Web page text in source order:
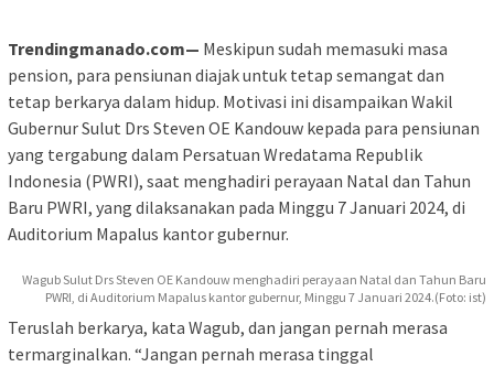
Trendingmanado.com— Meskipun sudah memasuki masa
pension, para pensiunan diajak untuk tetap semangat dan
tetap berkarya dalam hidup. Motivasi ini disampaikan Wakil
Gubernur Sulut Drs Steven OE Kandouw kepada para pensiunan
yang tergabung dalam Persatuan Wredatama Republik
Indonesia (PWRI), saat menghadiri perayaan Natal dan Tahun
Baru PWRI, yang dilaksanakan pada Minggu 7 Januari 2024, di
Auditorium Mapalus kantor gubernur.
Wagub Sulut Drs Steven OE Kandouw menghadiri perayaan Natal dan Tahun Baru
PWRI, di Auditorium Mapalus kantor gubernur, Minggu 7 Januari 2024.(Foto: ist)
Teruslah berkarya, kata Wagub, dan jangan pernah merasa
termarginalkan. “Jangan pernah merasa tinggal